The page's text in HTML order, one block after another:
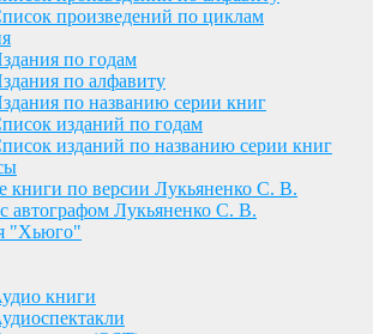
произведений по циклам
по годам
по алфавиту
по названию серии книг
изданий по годам
изданий по названию серии книг
книги по версии Лукьяненко С. В.
автографом Лукьяненко С. В.
"Хьюго"
книги